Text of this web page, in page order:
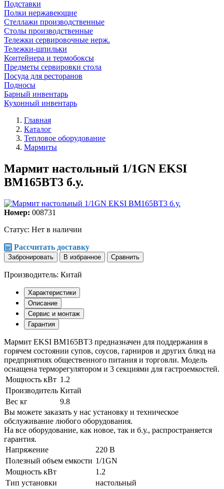
Подставки
Полки нержавеющие
Стеллажи производственные
Столы производственные
Тележки сервировочные нерж.
Тележки-шпильки
Контейнера и термобоксы
Предметы сервировки стола
Посуда для ресторанов
Подносы
Барный инвентарь
Кухонный инвентарь
Главная
Каталог
Тепловое оборудование
Мармиты
Мармит настольный 1/1GN EKSI
BM165BT3 б.у.
Номер: 008731
Статус: Нет в наличии
Рассчитать доставку
Забронировать В избранное Сравнить
Производитель: Китай
Характеристики
Описание
Сервис и монтаж
Гарантия
Мармит EKSI BM165BT3 предназначен для поддержания в
горячем состоянии супов, соусов, гарниров и других блюд на
предприятиях общественного питания и торговли. Модель
оснащена терморегулятором и 3 секциями для гастроемкостей.
Мощность кВт 1.2
Производитель Китай
Вес кг
9.8
Вы можете заказать у нас установку и техническое
обслуживание любого оборудования.
На все оборудование, как новое, так и б.у., распространяется
гарантия.
Напряжение
220 В
Полезный объем емкости 1/1GN
Мощность кВт
1.2
Тип установки
настольный